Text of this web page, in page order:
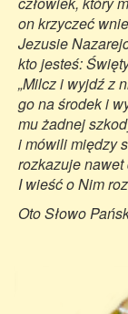
on krzyczeć
Jezusie
kto jesteś:
„Milcz i wyjdź z
go na środek i
mu żadnej
i mówili między
rozkazuje nawet
I wieść o Nim
Oto Słowo